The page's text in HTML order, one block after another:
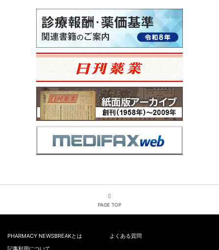
PAGE TOP
PHARMACY NEWSBREAKとは
よくある質問
記事利用について